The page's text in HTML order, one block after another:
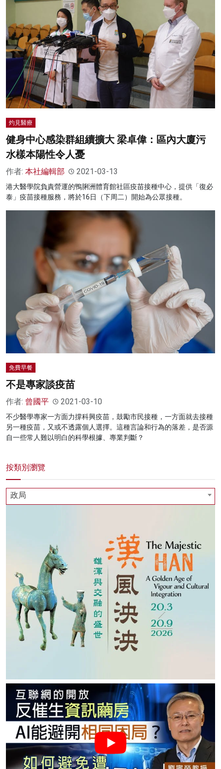
灼見醫療
健身中心感染群組續擴大 梁卓偉：區內大廈污
水樣本陽性令人憂
作者: 本社編輯部 2021-03-13
港大醫學院負責營運的鴨脷洲體育館社區疫苗接種中心，提供「復必
泰」疫苗接種服務，將於16日（下周二）開始為公眾接種。
免費早餐
不是專家談疫苗
作者: 曾國平 2021-03-10
不少醫學專家一方面力撐科興疫苗，鼓勵市民接種，一方面就去接種
另一種疫苗，又或不透露個人選擇。這種言論和行為的落差，是否源
自一些常人難以明白的科學根據、專業判斷？
按類別瀏覽
政局